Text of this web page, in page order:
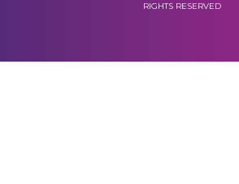
RIGHTS RESERVED